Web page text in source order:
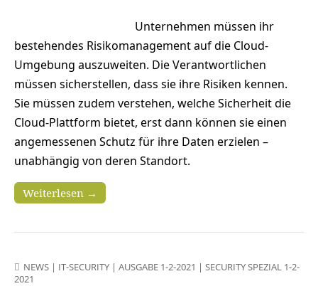
Unternehmen müssen ihr
bestehendes Risikomanagement auf die Cloud-
Umgebung auszuweiten. Die Verantwortlichen
müssen sicherstellen, dass sie ihre Risiken kennen.
Sie müssen zudem verstehen, welche Sicherheit die
Cloud-Plattform bietet, erst dann können sie einen
angemessenen Schutz für ihre Daten erzielen –
unabhängig von deren Standort.
Weiterlesen →
NEWS | IT-SECURITY | AUSGABE 1-2-2021 | SECURITY SPEZIAL 1-2-
2021